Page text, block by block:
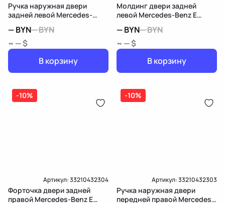
Ручка наружная двери
задней левой Mercedes-
—BYN—BYN
~ — $
В корзину
Молдинг двери задней
левой Mercedes-Benz E
—BYN—BYN
~ — $
В корзину
-10%
Артикул:33210432304
Форточка двери задней
правой Mercedes-Benz E
-10%
Артикул:33210432303
Ручка наружная двери
передней правой Mercedes-